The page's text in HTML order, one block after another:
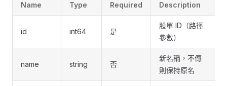
Name Type Required Description
id int64 是
股單 ID（路徑
參數）
name string 否
新名稱，不傳
則保持原名